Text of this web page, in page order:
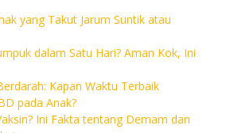
yang Takut Jarum Suntik atau
dalam Satu Hari? Aman Kok, Ini
Kapan Waktu Terbaik
pada Anak?
Ini Fakta tentang Demam dan